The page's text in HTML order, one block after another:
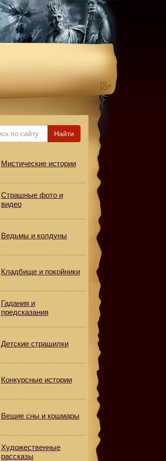
Найти
Мистические истории
Страшные фото и
видео
Ведьмы и колдуны
Кладбище и покойники
Гадания и
предсказания
Детские страшилки
Конкурсные истории
Вещие сны и кошмары
Художественные
рассказы